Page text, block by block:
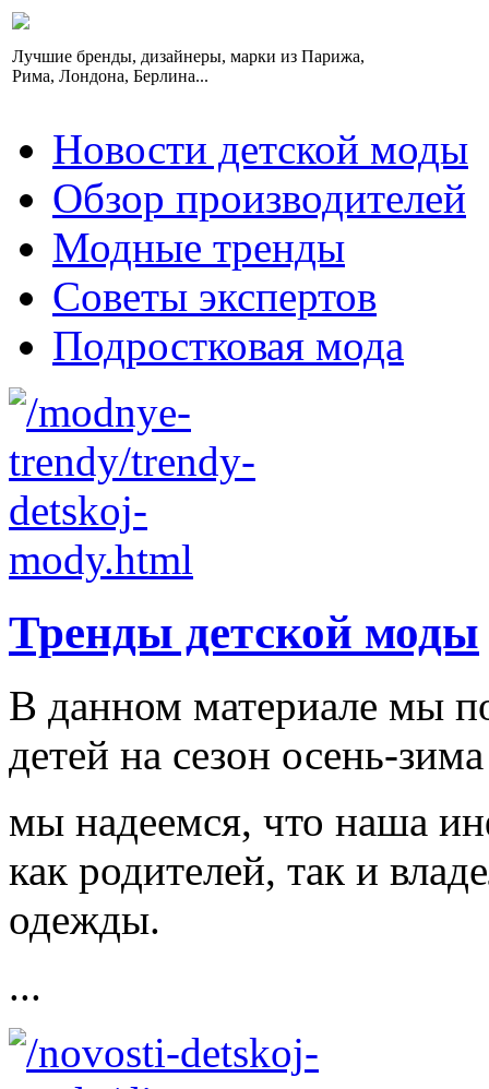
Лучшие бренды, дизайнеры, марки из Парижа,
Рима, Лондона, Берлина...
Новости детской моды
Обзор производителей
Модные тренды
Советы экспертов
Подростковая мода
Тренды детской моды
В данном материале мы
детей на сезон осень-
мы надеемся, что наша
как родителей, так и
одежды.
...